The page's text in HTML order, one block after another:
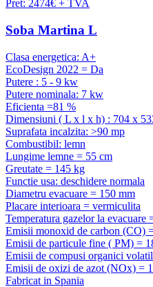
Pret: 2474€ + TVA
Soba Martina L
Clasa energetica: A+
EcoDesign 2022 = Da
Putere : 5 - 9 kw
Putere nominala: 7 kw
Eficienta =81 %
Dimensiuni ( L x l x h) : 704 x
Suprafata incalzita: >90 mp
Combustibil: lemn
Lungime lemne = 55 cm
Greutate = 145 kg
Functie usa: deschidere normala
Diametru evacuare = 150 mm
Placare interioara = vermiculita
Temperatura gazelor la evacuare
Emisii monoxid de carbon (CO)
Emisii de particule fine ( PM) =
Emisii de compusi organici
Emisii de oxizi de azot (NOx) =
Fabricat in Spania